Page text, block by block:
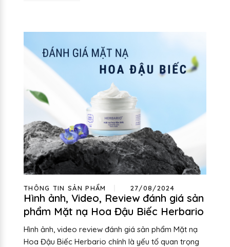
THÔNG TIN SẢN PHẨM 27/08/2024
Hình ảnh, Video, Review đánh giá sản
phẩm Mặt nạ Hoa Đậu Biếc Herbario
Hình ảnh, video review đánh giá sản phẩm Mặt nạ
Hoa Đậu Biếc Herbario chính là yếu tố quan trọng